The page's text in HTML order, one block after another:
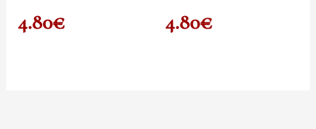
4.80€ 4.80€